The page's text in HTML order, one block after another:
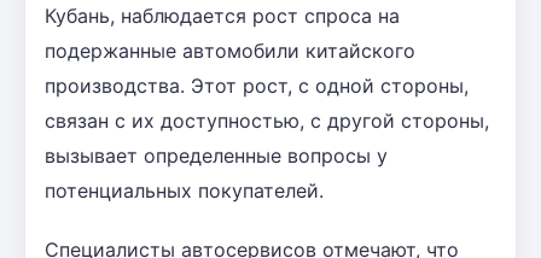
Кубань, наблюдается рост спроса на
подержанные автомобили китайского
производства. Этот рост, с одной стороны,
связан с их доступностью, с другой стороны,
вызывает определенные вопросы у
потенциальных покупателей.
Специалисты автосервисов отмечают, что